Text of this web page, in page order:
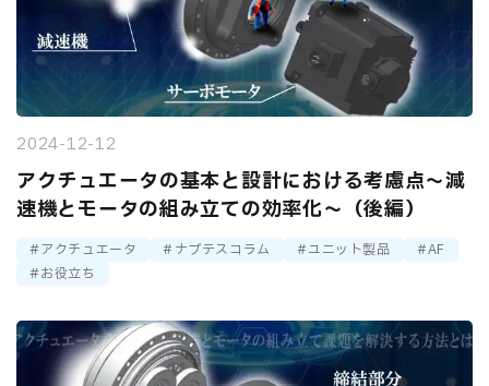
2024-12-12
アクチュエータの基本と設計における考慮点～減
速機とモータの組み立ての効率化～（後編）
アクチュエータ ナブテスコラム ユニット製品
AF
お役立ち